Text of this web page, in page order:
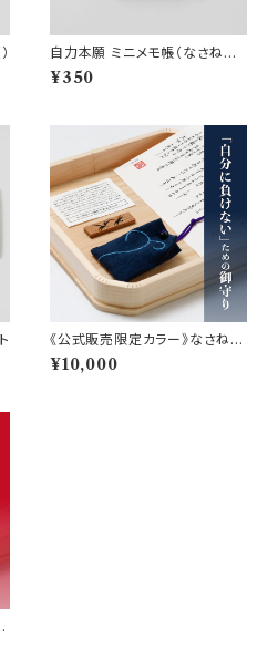
自力本願 ミニメモ帳（なさねば
成らぬ）
¥350
《公式販売限定カラー》なさねば
成らぬ御守り（黒）
¥10,000